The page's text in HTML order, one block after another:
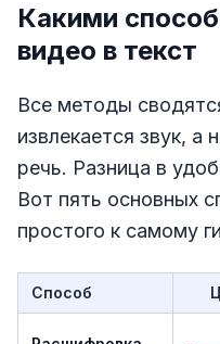
Какими
видео в текст
Все методы
извлекается звук, а
речь. Разница в
Вот пять основных
простого к самому
Способ